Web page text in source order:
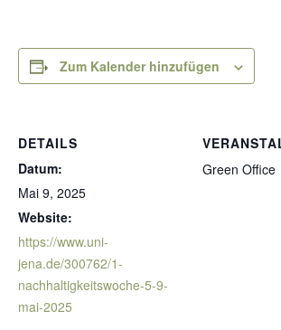
Zum Kalender hinzufügen
DETAILS
Datum:
Mai 9, 2025
Website:
https://www.uni-
jena.de/300762/1-
nachhaltigkeitswoche-5-9-
mai-2025
Green Office